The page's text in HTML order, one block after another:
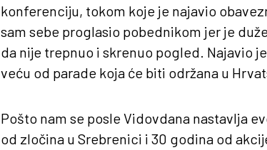
konferenciju, tokom koje je najavio
sam sebe proglasio pobednikom jer je
da nije trepnuo i skrenuo pogled. Najavio
veću od parade koja će biti održana u
Pošto nam se posle Vidovdana nastavlja
od zločina u Srebrenici i 30 godina od